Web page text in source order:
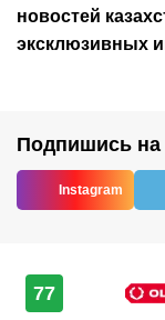
новостей
эксклюзивных
Подпишись на
Instagram
77